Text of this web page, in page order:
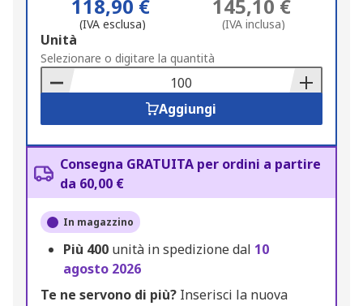
118,90 €
(IVA esclusa)
145,10 €
(IVA inclusa)
Add
to
Basket
Unità
Selezionare o digitare la quantità
Aggiungi
Consegna GRATUITA per ordini a partire
da 60,00 €
In magazzino
Più 400 unità in spedizione dal 10
agosto 2026
Te ne servono di più? Inserisci la nuova